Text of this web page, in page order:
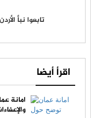
تابعوا نبأ
اقرأ أيضا
امانة